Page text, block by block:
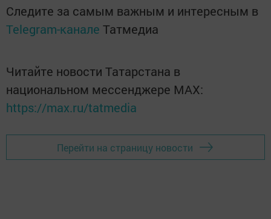
Следите за самым важным и интересным в
Telegram-канале Татмедиа
Читайте новости Татарстана в
национальном мессенджере MАХ:
https://max.ru/tatmedia
Перейти на страницу новости